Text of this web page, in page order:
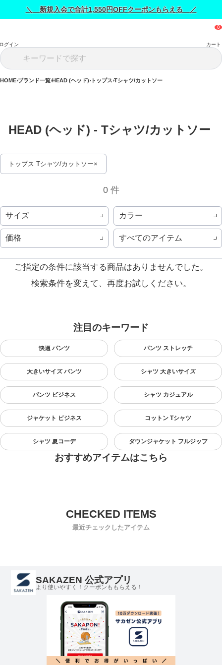
＼ 新規入会で合計1,550円OFFクーポンもらえる ／
グイン カート
HOME ブランド一覧 HEAD (ヘッド) トップス Tシャツ/カットソー
HEAD (ヘッド) - Tシャツ/カットソー
トップス Tシャツ/カットソー
0 件
サイズ カラー
価格 すべてのアイテム
ご指定の条件に該当する商品はありませんでした。
検索条件を変えて、再度お試しください。
注目のキーワード
快適 パンツ パンツ ストレッチ
大きいサイズ パンツ シャツ 大きいサイズ
パンツ ビジネス シャツ カジュアル
ジャケット ビジネス コットン Tシャツ
シャツ 夏コーデ ダウンジャケット フルジップ
おすすめアイテムはこちら
最近チェックしたアイテム
SAKAZEN 公式アプリ
より使いやすく！クーポンももらえる！